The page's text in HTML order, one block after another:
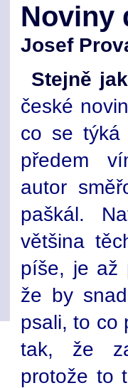
Noviny
Josef
Stejně
české
co se týká
předem
autor
paškál.
většina
píše, je až
že by
psali, to co
tak, že
protože to